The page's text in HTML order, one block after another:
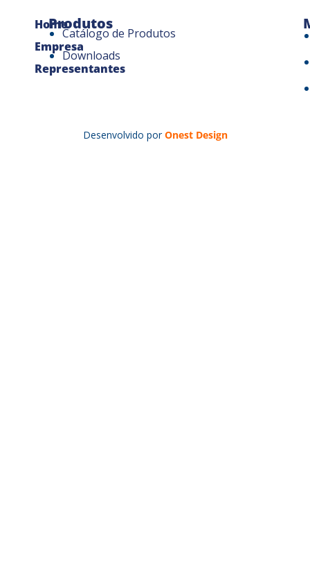
Home
Empresa
Representantes
Produtos
Catálogo de Produtos
Downloads
Desenvolvido por Onest Design